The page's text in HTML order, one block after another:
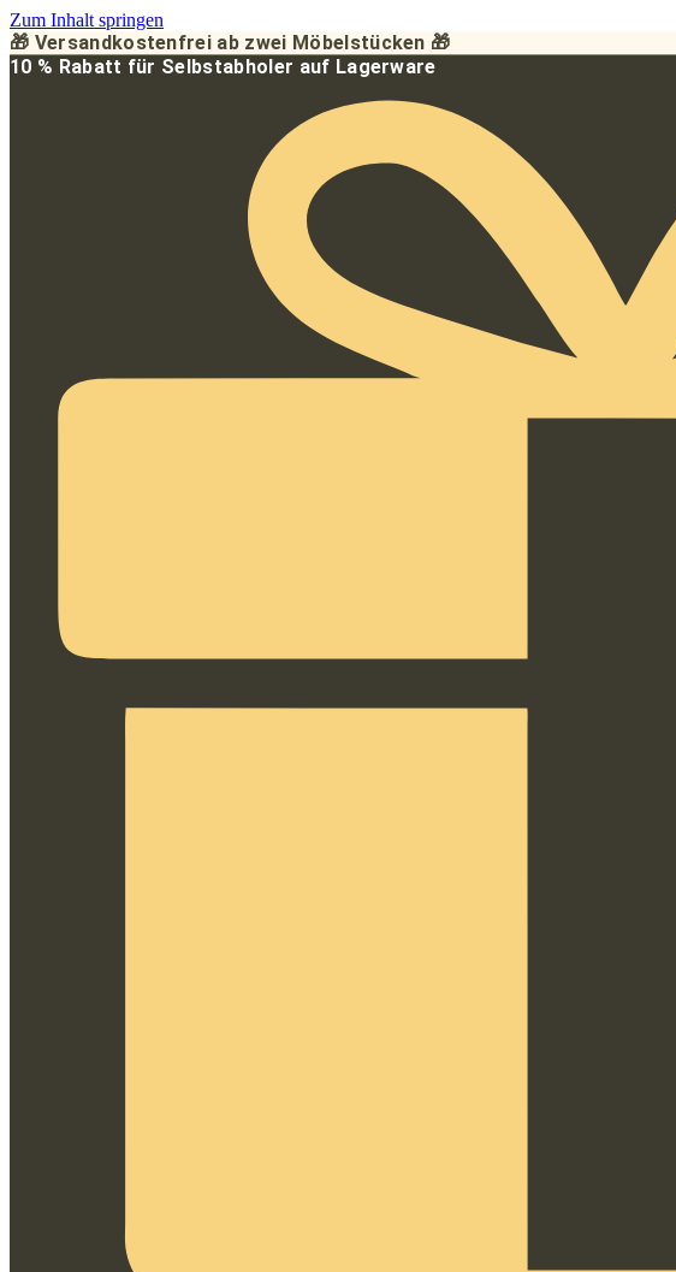
Zum Inhalt springen
🎁 Versandkostenfrei ab zwei Möbelstücken 🎁
10 % Rabatt für Selbstabholer auf Lagerware